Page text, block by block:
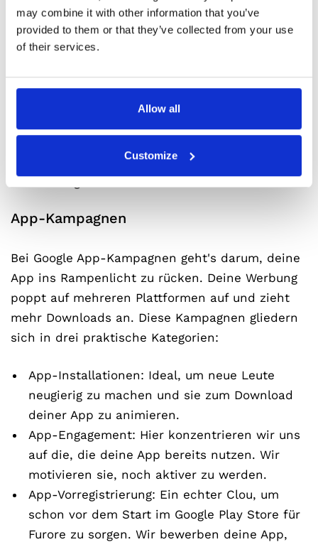
may combine it with other information that you’ve
provided to them or that they’ve collected from your use
of their services.
Allow all
Customize
Jetzt, wo wir die vier üblichsten
Diese bedienen sich zwar derselben Kanäle, sind
Geschäftsmodelle und spezifische
App-Kampagnen
Bei Google App-Kampagnen geht's darum, deine
App ins Rampenlicht zu rücken. Deine Werbung
poppt auf mehreren Plattformen auf und zieht
mehr Downloads an. Diese Kampagnen gliedern
sich in drei praktische Kategorien:
App-Installationen: Ideal, um neue Leute
neugierig zu machen und sie zum Download
deiner App zu animieren.
App-Engagement: Hier konzentrieren wir uns
auf die, die deine App bereits nutzen. Wir
motivieren sie, noch aktiver zu werden.
App-Vorregistrierung: Ein echter Clou, um
schon vor dem Start im Google Play Store für
Furore zu sorgen. Wir bewerben deine App,